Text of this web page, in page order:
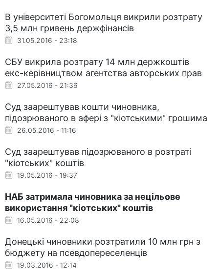
В університеті Богомольця викрили розтрату
3,5 млн гривень держфінансів
31.05.2016 - 23:18
СБУ викрила розтрату 14 млн держкоштів
екс-керівництвом агентства авторських прав
27.05.2016 - 21:36
Суд заарештував кошти чиновника,
підозрюваного в афері з "кіотськими" грошима
26.05.2016 - 11:16
Суд заарештував підозрюваного в розтраті
"кіотських" коштів
19.05.2016 - 19:37
НАБ затримала чиновника за нецільове
використання "кіотських" коштів
16.05.2016 - 22:08
Донецькі чиновники розтратили 10 млн грн з
бюджету на псевдопереселенців
19.03.2016 - 12:14